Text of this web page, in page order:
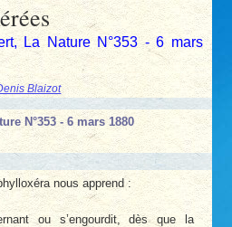
La Nature N°353 - 6 mars
Blaizot
N°353 - 6 mars 1880
nous apprend :
ou s’engourdit, dès que la